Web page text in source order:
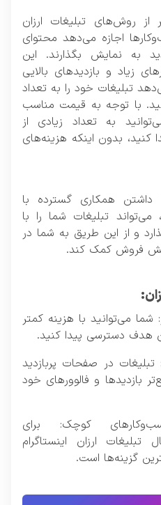
از روش‌های تبلیغات ارزان
اجازه می‌دهد محتوای
به نمایش بگذارند. این
زیاد و بازدیدهای بالایی
تبلیغات خود را به تعداد
با توجه به قیمت مناسب
به تعداد زیادی از
بدون اینکه هزینه‌های
داشتن همکاری گسترده با
می‌تواند تبلیغات شما را با
و از این طریق به شما در
فروش کمک کند.
می‌توانید با هزینه کمتر
هدف دسترسی پیدا کنید.
در صفحات پربازدید
بازدیدها و فالوورهای خود
کوچک: برای
ارزان اینستاگرام
گزینه‌ها است.